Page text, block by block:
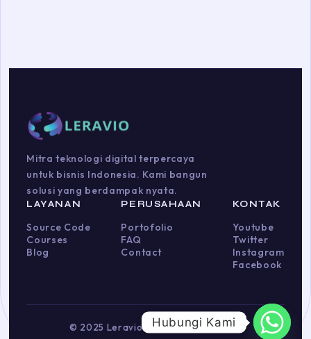
Mitra teknologi digital terpercaya
untuk bisnis Indonesia. Kami bangun
solusi yang berdampak nyata.
LAYANAN
Source Code
Courses
Blog
PERUSAHAAN
Portofolio
FAQ
Contact
KONTAK
Youtube
Twitter
Instagram
Facebook
© 2025 Leravio. Hak cipta dilindungi.
Hubungi Kami